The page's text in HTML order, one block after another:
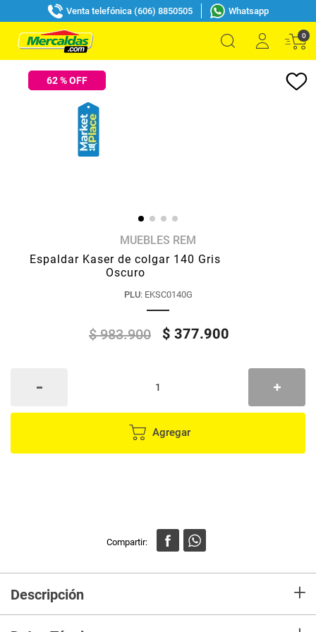
Venta telefónica (606) 8850505 Whatsapp
0
62% OFF
MUEBLES REM
Espaldar Kaser de colgar 140 Gris
Oscuro
PLU: EKSC0140G
$ 983.900 $ 377.900
Agregar
Descripción +